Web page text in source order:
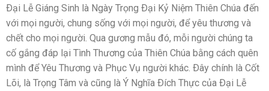
Ðại Lễ Giáng Sinh là Ngày Trọng Ðại Kỷ Niệm Thiên Chúa đến
với mọi người, chung sống với mọi người, để yêu thương và
chết cho mọi người. Qua gương mẫu đó, mỗi người chúng ta
cố gắng đáp lại Tình Thương của Thiên Chúa bằng cách quên
mình để Yêu Thương và Phục Vụ người khác. Ðây chính là Cốt
Lõi, là Trọng Tâm và cũng là Ý Nghĩa Ðích Thực của Ðại Lễ